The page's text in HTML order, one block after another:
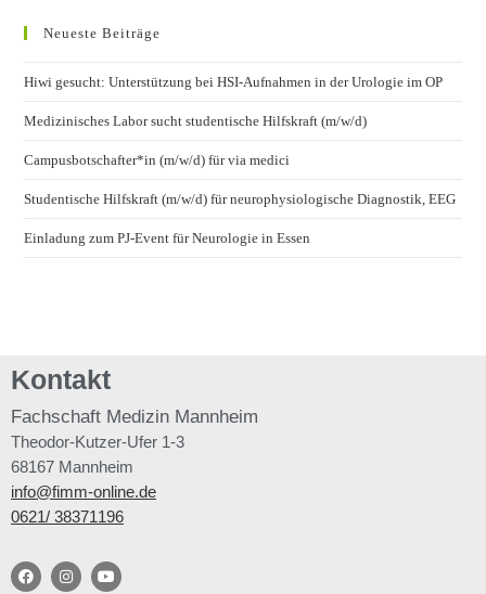
Neueste Beiträge
Hiwi gesucht: Unterstützung bei HSI-Aufnahmen in der Urologie im OP
Medizinisches Labor sucht studentische Hilfskraft (m/w/d)
Campusbotschafter*in (m/w/d) für via medici
Studentische Hilfskraft (m/w/d) für neurophysiologische Diagnostik, EEG
Einladung zum PJ-Event für Neurologie in Essen
Kontakt
Fachschaft Medizin Mannheim
Theodor-Kutzer-Ufer 1-3
68167 Mannheim
info@fimm-online.de
0621/ 38371196